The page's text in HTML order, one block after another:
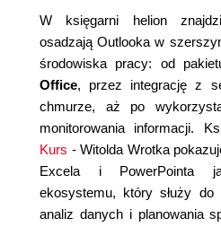
W księgarni helion
osadzają Outlooka w
środowiska pracy: od
Office, przez integrację z
chmurze, aż po
monitorowania informacji.
Kurs - Witolda Wrotka
Excela i PowerPointa
ekosystemu, który służy do
analiz danych i planowania